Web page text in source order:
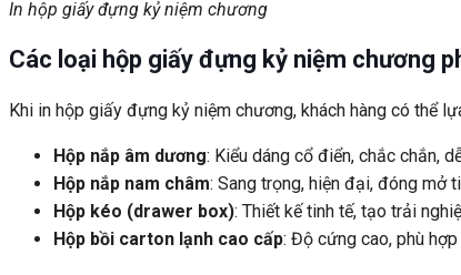
In hộp giấy đựng kỷ niệm chương
Các loại hộp giấy đựng kỷ niệm chương
Khi in hộp giấy đựng kỷ niệm chương, khách hàng có thể
Hộp nắp âm dương: Kiểu dáng cổ điển, chắc chắn,
Hộp nắp nam châm: Sang trọng, hiện đại, đóng mở
Hộp kéo (drawer box): Thiết kế tinh tế, tạo trải
Hộp bồi carton lạnh cao cấp: Độ cứng cao, phù